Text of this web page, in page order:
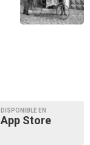
DISPONIBLE EN
App Store